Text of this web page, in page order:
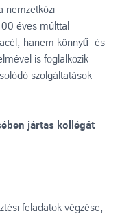
nemzetközi
éves múlttal
hanem könnyű- és
is foglalkozik
szolgáltatások
jártas kollégát
feladatok végzése,